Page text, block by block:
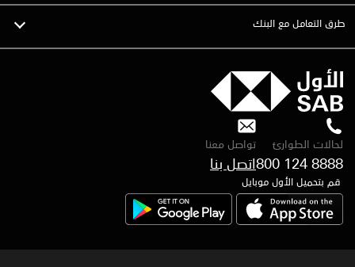
طرق التعامل مع البنك
لحالات الطوارئ
800 124 8888
تواصل معنا
اتصل بنا
قم بتحميل الأول موبايل